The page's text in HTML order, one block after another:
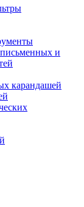
и
карандашей